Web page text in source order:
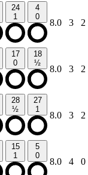
24
1
4
0
8.0 3 2
17
0
18
½
8.0 3 2
28
½
27
1
8.0 3 2
15
1
5
0
8.0 4 0